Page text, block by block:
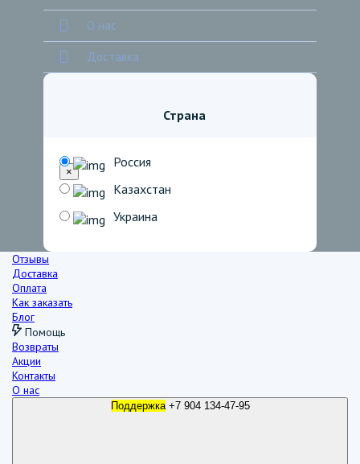
О нас
Доставка
Страна
×
Россия
Казахстан
Украина
Отзывы
Доставка
Оплата
Как заказать
Блог
Помощь
Возвраты
Акции
Контакты
О нас
Поддержка +7 904 134-47-95